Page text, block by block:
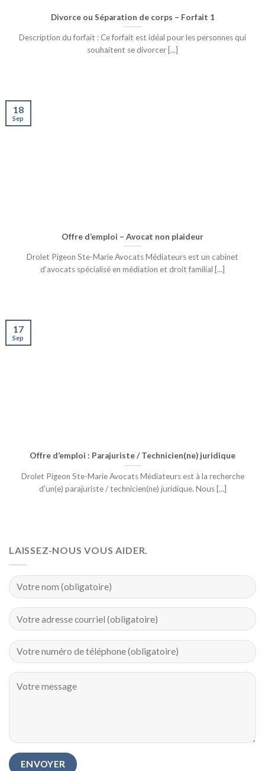
Divorce ou Séparation de corps – Forfait 1
Description du forfait : Ce forfait est idéal pour les personnes qui
souhaitent se divorcer [...]
Offre d’emploi – Avocat non plaideur
Drolet Pigeon Ste-Marie Avocats Médiateurs est un cabinet
d’avocats spécialisé en médiation et droit familial [...]
18
Sep
Offre d’emploi : Parajuriste / Technicien(ne) juridique
Drolet Pigeon Ste-Marie Avocats Médiateurs est à la recherche
d’un(e) parajuriste / technicien(ne) juridique. Nous [...]
17
Sep
LAISSEZ-NOUS VOUS AIDER.